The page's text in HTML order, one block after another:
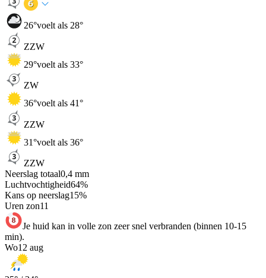
26°voelt als 28°
ZZW
29°voelt als 33°
ZW
36°voelt als 41°
ZZW
31°voelt als 36°
ZZW
Neerslag totaal0,4 mm
Luchtvochtigheid64%
Kans op neerslag15%
Uren zon11
Je huid kan in volle zon zeer snel verbranden (binnen 10-15
min).
Wo12 aug